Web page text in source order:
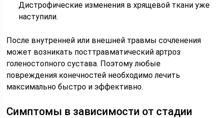
Дистрофические изменения в хрящевой ткани уже
наступили.
После внутренней или внешней травмы сочленения
может возникать посттравматический артроз
голеностопного сустава. Поэтому любые
повреждения конечностей необходимо лечить
максимально быстро и эффективно.
Симптомы в зависимости от стадии